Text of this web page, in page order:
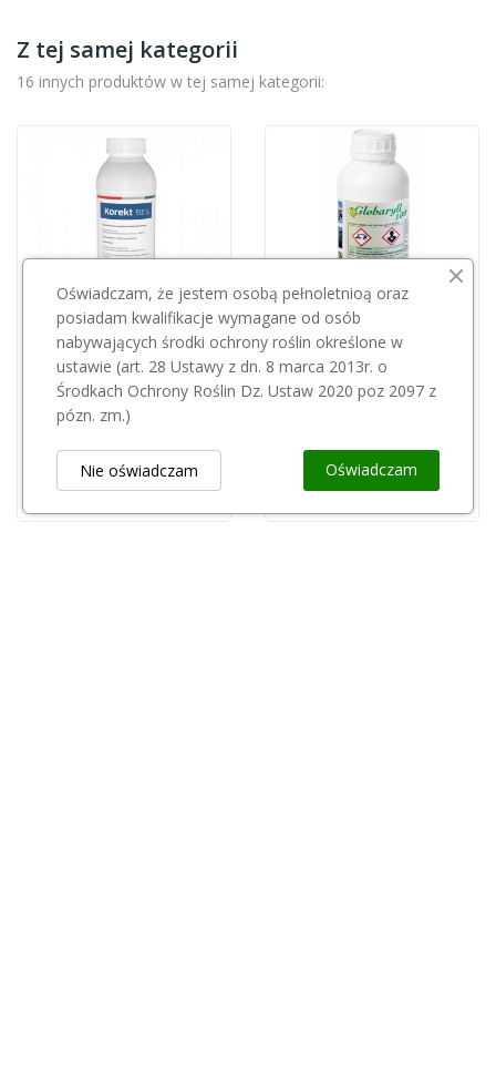
Z tej samej kategorii
16 innych produktów w tej samej kategorii:
Przepraszamy, ten produkt
jest niedostępny.
INNVIGO
Korekt 510SL 1L
63,72 zł
Przepraszamy, ten produkt
jest niedostępny.
452,00 zł
Oświadczam, że jestem osobą pełnoletnioą oraz
posiadam kwalifikacje wymagane od osób
nabywających środki ochrony roślin określone w
ustawie (art. 28 Ustawy z dn. 8 marca 2013r. o
Środkach Ochrony Roślin Dz. Ustaw 2020 poz 2097 z
pózn. zm.)
Oświadczam
Nie oświadczam